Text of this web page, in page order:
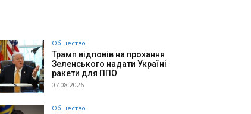
Общество
Трамп відповів на прохання
Зеленського надати Україні
ракети для ППО
07.08.2026
Общество